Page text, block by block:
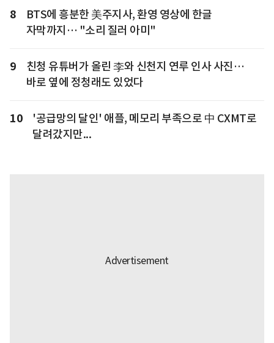
8
BTS에 흥분한 美주지사, 환영 영상에 한글
자막까지… "소리 질러 아미"
9
친청 유튜버가 올린 李와 신천지 연루 인사 사진…
바로 옆에 정청래도 있었다
10
'공급망의 달인' 애플, 메모리 부족으로 中 CXMT로
달려갔지만...